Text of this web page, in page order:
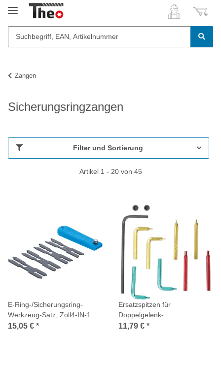
Zangen
Sicherungsringzangen
Filter und Sortierung
Artikel 1 - 20 von 45
E-Ring-/Sicherungsring-
Werkzeug-Satz, Zoll4-IN-1
Zoll
15,05 € *
Ersatzspitzen für
Doppelgelenk-
Sprengringzange, passend für
11,79 € *